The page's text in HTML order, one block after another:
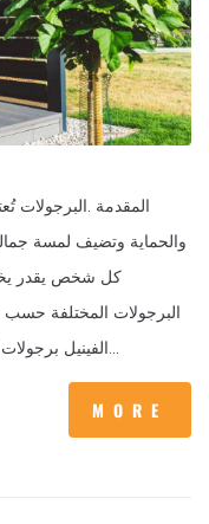
المقدمة .البرجولات
والحماية وتضيف لمسة
كل شخص يقدر
البرجولات المختلفة حسب
الفينيل برجولات الفينيل دي بتتميز بقوتها ومتانتها. مصنوعة من...
MORE